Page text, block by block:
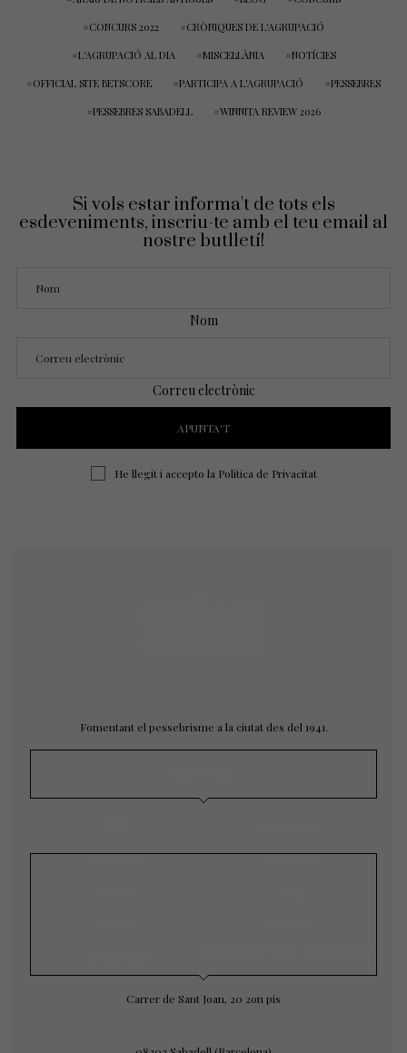
CONCURS 2022 CRÒNIQUES DE L'AGRUPACIÓ
L'AGRUPACIÓ AL DIA MISCEL·LÀNIA NOTÍCIES
OFFICIAL SITE BETSCORE PARTICIPA A L'AGRUPACIÓ PESSEBRES
PESSEBRES SABADELL WINNITA REVIEW 2026
Si vols estar informa't de tots els
esdeveniments, inscriu-te amb el teu email al
nostre butlletí!
Nom
Correu electrònic
He llegit i accepto la Política de Privacitat
Fomentant el pessebrisme a la ciutat des del 1941.
Exposicions Concursos
Carrer de Sant Joan, 20 2on pis